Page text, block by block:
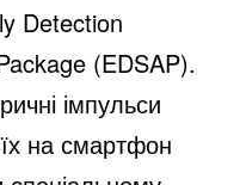
Detection
(EDSAP).
імпульси
на смартфон